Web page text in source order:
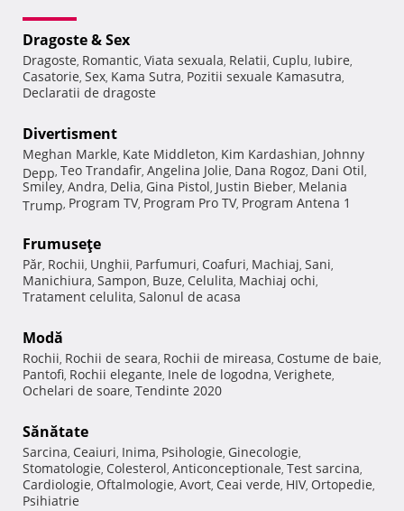
Dragoste & Sex
Dragoste, Romantic, Viata sexuala, Relatii, Cuplu, Iubire,
Casatorie, Sex, Kama Sutra, Pozitii sexuale Kamasutra,
Declaratii de dragoste
Divertisment
Meghan Markle, Kate Middleton, Kim Kardashian, Johnny
Depp, Teo Trandafir, Angelina Jolie, Dana Rogoz, Dani Otil,
Smiley, Andra, Delia, Gina Pistol, Justin Bieber, Melania
Trump, Program TV, Program Pro TV, Program Antena 1
Frumuseţe
Păr, Rochii, Unghii, Parfumuri, Coafuri, Machiaj, Sani,
Manichiura, Sampon, Buze, Celulita, Machiaj ochi,
Tratament celulita, Salonul de acasa
Modă
Rochii, Rochii de seara, Rochii de mireasa, Costume de baie,
Pantofi, Rochii elegante, Inele de logodna, Verighete,
Ochelari de soare, Tendinte 2020
Sănătate
Sarcina, Ceaiuri, Inima, Psihologie, Ginecologie,
Stomatologie, Colesterol, Anticonceptionale, Test sarcina,
Cardiologie, Oftalmologie, Avort, Ceai verde, HIV, Ortopedie,
Psihiatrie